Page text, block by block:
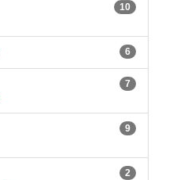
10
6
7
9
2